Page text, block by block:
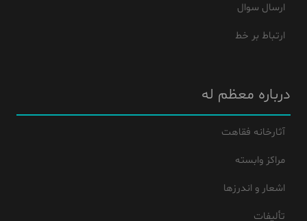
ارسال سوال
ارتباط بر خط
درباره معظم له
آثارخانه فقاهت
مراکز وابسته
اشعار و اندرزها
تألیفات